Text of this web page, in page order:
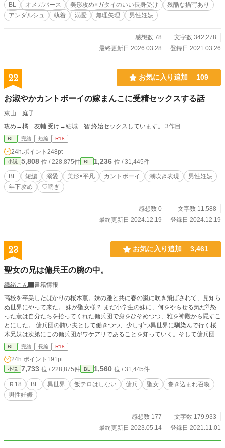
がとうございました！
BL オメガバース 美形攻め×ガタイのいい長身受け
残酷な描写あり
アンダルシュ
執着 溺愛 無理矢理 男性妊娠
感想数 78
文字数 342,278
最終更新日 2026.03.28
登録日 2021.03.26
22 お気に入り追加 109
お淑やかカントボーイの嫁まんこに受精セックスする話
東山 庭子
攻め→橘 友輔 受け→結城 智 終始セックスしています。 3作目
BL 完結 短編 R18
24h.ポイント 248pt
小説 5,808 位 / 228,875件 BL 1,236 位 / 31,445件
BL 短編 溺愛 美形×平凡 カントボーイ 潮吹き表現
男性妊娠
年下攻め
♡喘ぎ
感想数 0
文字数 11,588
最終更新日 2024.12.19
登録日 2024.12.19
23 お気に入り追加 3,461
聖女の兄は傭兵王の腕の中。
織緒こん
書籍情報
高校を卒業したばかりの桜木薫。妹の雅と共に春の嵐に吹き飛ばされて、見知ら
ぬ世界にやって来た。 妹が聖女様？ まだ小学生の妹に、何をやらせる気だ⁈ 怒
った薫は自分たちを拾ってくれた傭兵団で身をひそめつつ、雅を神殿から隠すこ
とにした。 傭兵団の賄い夫として働きつつ、少しずつ異世界に馴染んで行く桜
木兄妹は次第にこの傭兵団がワケアリであることを知っていく。そして傭兵団を
率いる副団長の為人も⋯⋯。 豪快な傭兵 × オカン少年 ⁂ ⁂ ⁂ ⁂ ⁂ この作
品はR18要素を含みます。『えっちはえっちに書こう』がモットーです。該当部
分には『✳︎』を付けますので十八歳未満のお嬢様、えちえちが苦手な方は『✳︎』
を目安にご自衛ください。
BL 完結 長編 R18
24h.ポイント 191pt
小説 7,733 位 / 228,875件 BL 1,560 位 / 31,445件
Ｒ18 BL 異世界 飯テロはしない 傭兵 聖女
巻き込まれ召喚
男性妊娠
感想数 177
文字数 179,933
最終更新日 2023.05.14
登録日 2021.11.01